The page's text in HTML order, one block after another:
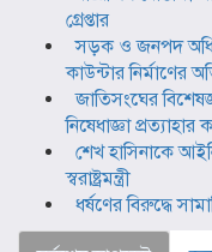
গ্রেপ্তার
সড়ক ও জনপদ
কাউন্টার নির্মাণের
জাতিসংঘের
নিষেধাজ্ঞা প্রত্যাহার
শেখ হাসিনাকে
স্বরাষ্ট্রমন্ত্রী
ধর্ষণের বিরুদ্ধে